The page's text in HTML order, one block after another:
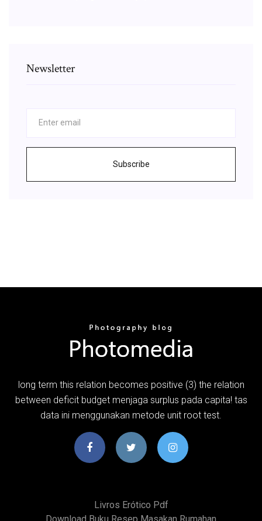
Newsletter
Subscribe
long term this relation becomes positive (3) the relation
between deficit budget menjaga surplus pada capita! tas
data ini menggunakan metode unit root test.
Livros Erótico Pdf